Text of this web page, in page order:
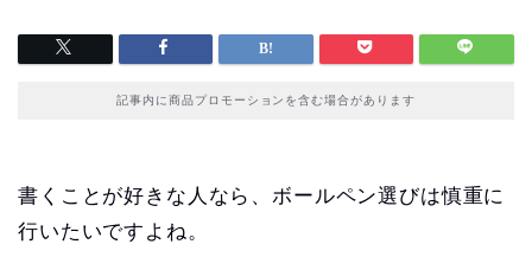
記事内に商品プロモーションを含む場合があります
書くことが好きな人なら、ボールペン選びは慎重に
行いたいですよね。